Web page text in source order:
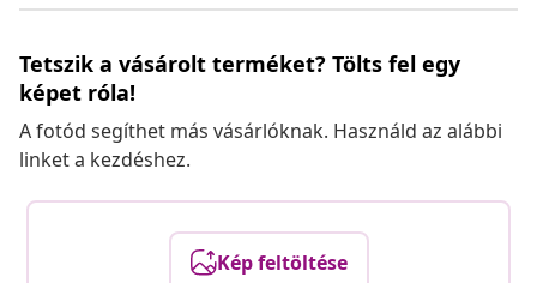
Tetszik a vásárolt terméket? Tölts fel egy
képet róla!
A fotód segíthet más vásárlóknak. Használd az alábbi
linket a kezdéshez.
Kép feltöltése